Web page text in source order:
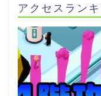
アクセスラン